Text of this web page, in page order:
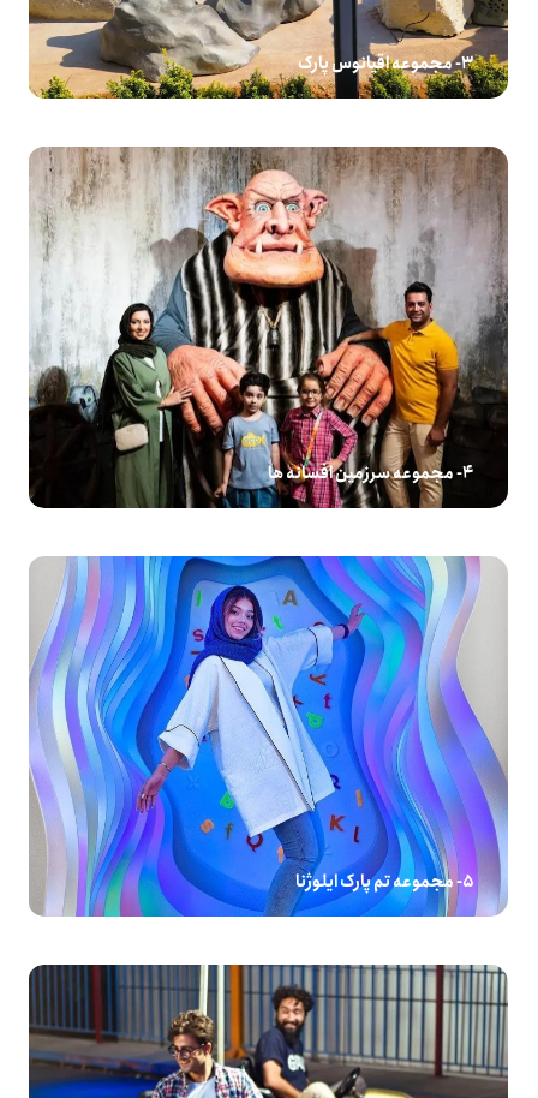
3- مجموعه اقیانوس پارک
4- مجموعه سرزمین افسانه ها
5- مجموعه تم پارک ایلوژنا